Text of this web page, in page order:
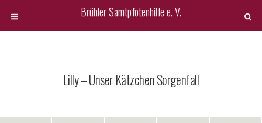
Brühler Samtpfotenhilfe e. V.
Lilly – Unser Kätzchen Sorgenfall